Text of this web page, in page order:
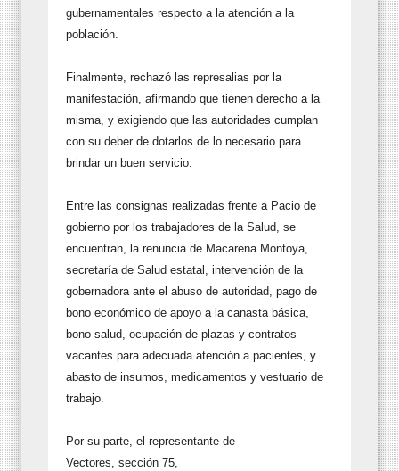
gubernamentales respecto a la atención a la
población.
Finalmente, rechazó las represalias por la
manifestación, afirmando que tienen derecho a la
misma, y exigiendo que las autoridades cumplan
con su deber de dotarlos de lo necesario para
brindar un buen servicio.
Entre las consignas realizadas frente a Pacio de
gobierno por los trabajadores de la Salud, se
encuentran, la renuncia de Macarena Montoya,
secretaría de Salud estatal, intervención de la
gobernadora ante el abuso de autoridad, pago de
bono económico de apoyo a la canasta básica,
bono salud, ocupación de plazas y contratos
vacantes para adecuada atención a pacientes, y
abasto de insumos, medicamentos y vestuario de
trabajo.
Por su parte, el representante de
Vectores, sección 75,